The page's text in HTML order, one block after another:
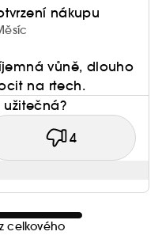
nákupu
vůně, dlouho
na rtech.
4
celkového